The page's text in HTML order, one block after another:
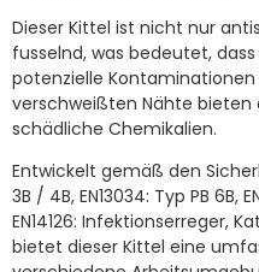
Dieser Kittel ist nicht nur
fusselnd, was bedeutet,
potenzielle
verschweißten Nähte bieten
schädliche Chemikalien.
Entwickelt gemäß den
3B / 4B, EN13034: Typ PB 6B,
EN14126: Infektionserreger,
bietet dieser Kittel eine